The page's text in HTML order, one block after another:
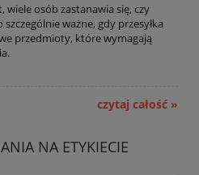
wiele osób zastanawia się, czy
ważne, gdy przesyłka
przedmioty, które wymagają
czytaj całość »
NA ETYKIECIE